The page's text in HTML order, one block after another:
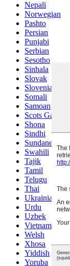
Nepali
Norwegian
Pashto
Persian
Punjabi
Serbian
Sesotho
Sinhala
Slovak
Slovenian
Somali
Samoan
Scots Gaelic
Shona
Sindhi
Sundanese
Swahili
Tajik
Tamil
Telugu
Thai
Ukrainian
Urdu
Uzbek
Vietnamese
Welsh
Xhosa
Yiddish
Yoruba